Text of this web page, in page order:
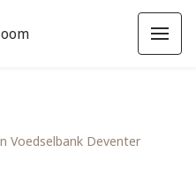
Voedselbank Deventer